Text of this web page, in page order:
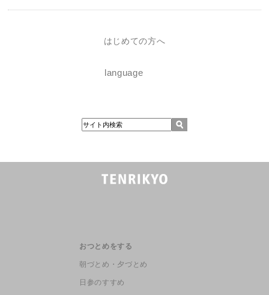
はじめての方へ
language
おつとめをする
朝づとめ・夕づとめ
日参のすすめ